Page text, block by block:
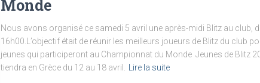
Monde
Nous avons organisé ce samedi 5 avril une après-midi Blitz au club,
16h00.L’objectif était de réunir les meilleurs joueurs de Blitz du club
jeunes qui participeront au Championnat du Monde Jeunes de Blitz
tiendra en Grèce du 12 au 18 avril. Lire la suite